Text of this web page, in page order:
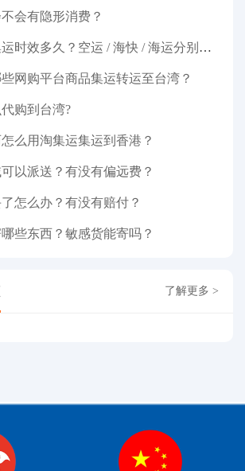
会有隐形消费？
时效多久？空运 / 海快 / 海运分别几天
网购平台商品集运转运至台湾？
购到台湾?
么用淘集运集运到香港？
以派送？有没有偏远费？
怎么办？有没有赔付？
些东西？敏感货能寄吗？
了解更多 >